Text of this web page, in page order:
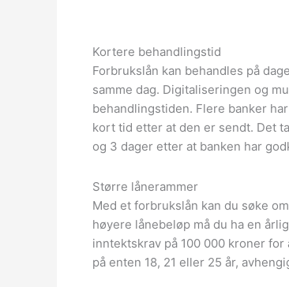
Kortere behandlingstid
Forbrukslån kan behandles på
samme dag. Digitaliseringen og
behandlingstiden. Flere banker
kort tid etter at den er sendt. Det
og 3 dager etter at banken har
Større lånerammer
Med et forbrukslån kan du søke
høyere lånebeløp må du ha en
inntektskrav på 100 000 kroner
på enten 18, 21 eller 25 år,